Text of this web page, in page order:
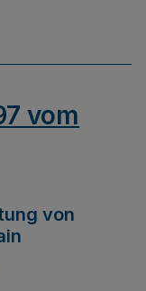
vom
von